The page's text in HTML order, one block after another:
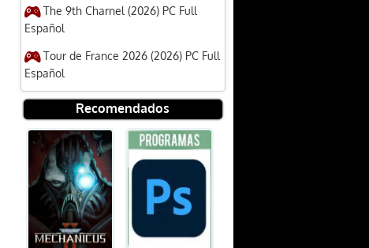
The 9th Charnel (2026) PC Full
Español
Tour de France 2026 (2026) PC Full
Español
Recomendados